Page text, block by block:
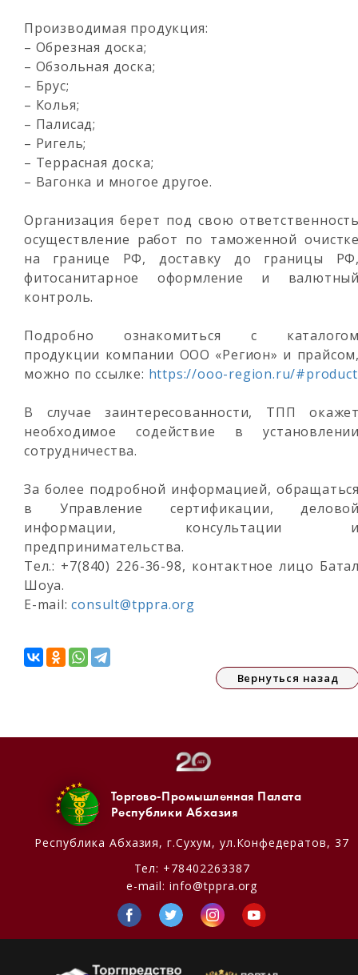
Производимая продукция:
– Обрезная доска;
– Обзольная доска;
– Брус;
– Колья;
– Палисад;
– Ригель;
– Террасная доска;
– Вагонка и многое другое.
Организация берет под свою
осуществление работ по таможенной
на границе РФ, доставку до границы
фитосанитарное оформление и
контроль.
Подробно ознакомиться с
продукции компании ООО «Регион» и
можно по ссылке: https://ooo-region.ru/#product
В случае заинтересованности, ТПП
необходимое содействие в
сотрудничества.
За более подробной информацией,
в Управление сертификации,
информации, консультации
предпринимательства.
Тел.: +7(840) 226-36-98, контактное лицо
Шоуа.
E-mail:consult@tppra.org
Вернуться назад
Торгово-Промышленная Палата
Республики Абхазия
Республика Абхазия, г.Сухум, ул.Конфедератов, 37
Тел: +78402263387
e-mail:info@tppra.org